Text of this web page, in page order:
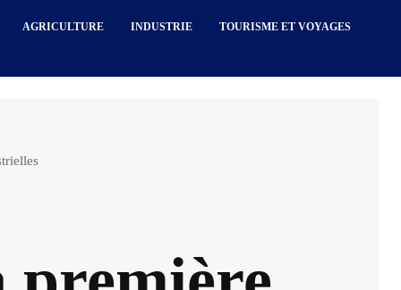
AGRICULTURE INDUSTRIE TOURISME ET VOYAGES